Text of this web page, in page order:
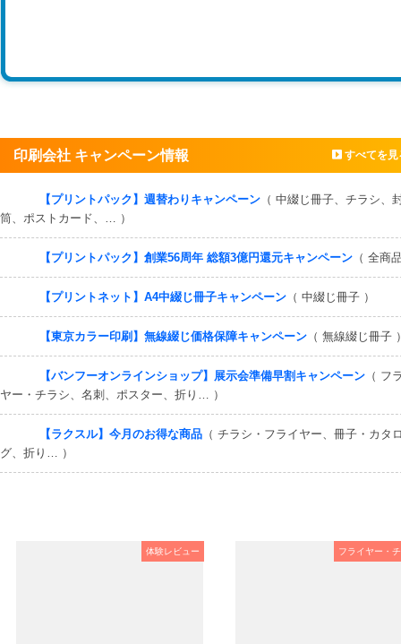
印刷会社 キャンペーン情報 すべてを見
【プリントパック】週替わりキャンペーン （ 中綴じ冊子、チラシ、
筒、ポストカード、… ）
【プリントパック】創業56周年 総額3億円還元キャンペーン （ 全商
【プリントネット】A4中綴じ冊子キャンペーン （ 中綴じ冊子 ）
【東京カラー印刷】無線綴じ価格保障キャンペーン （ 無線綴じ冊子
【バンフーオンラインショップ】展示会準備早割キャンペーン （ フ
ヤー・チラシ、名刺、ポスター、折り… ）
【ラクスル】今月のお得な商品 （ チラシ・フライヤー、冊子・カタ
グ、折り… ）
体験レビュー フライヤー・